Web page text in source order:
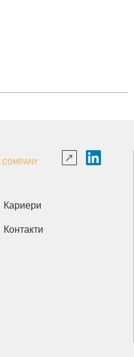
Кариери
Контакти